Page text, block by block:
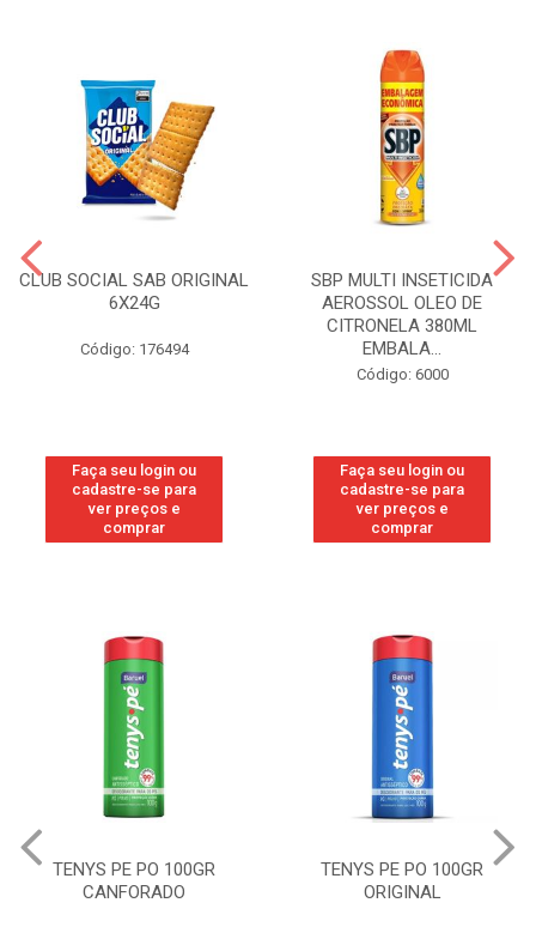
CLUB SOCIAL SAB ORIGINAL
6X24G
Código: 176494
Faça seu login ou
cadastre-se para
ver preços e
comprar
SBP MULTI INSETICIDA
AEROSSOL OLEO DE
CITRONELA 380ML
EMBALA...
Código: 6000
Faça seu login ou
cadastre-se para
ver preços e
comprar
TENYS PE PO 100GR
CANFORADO
TENYS PE PO 100GR
ORIGINAL